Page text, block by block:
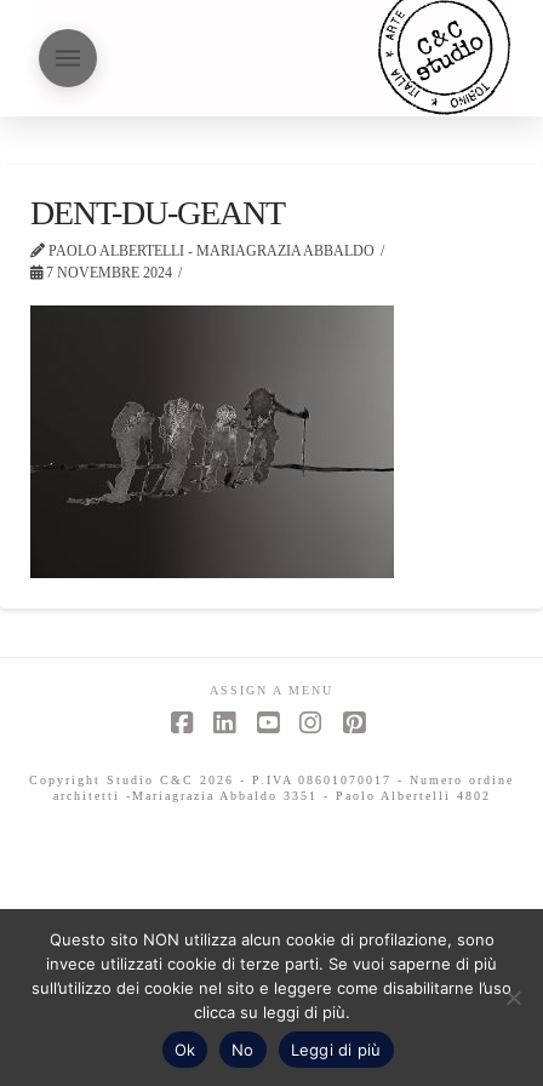
DENT-DU-GEANT
PAOLO ALBERTELLI - MARIAGRAZIA ABBALDO
7 NOVEMBRE 2024
ASSIGN A MENU
Copyright Studio C&C 2026 - P.IVA 08601070017 - Numero ordine
architetti -Mariagrazia Abbaldo 3351 - Paolo Albertelli 4802
Questo sito NON utilizza alcun cookie di profilazione, sono
invece utilizzati cookie di terze parti. Se vuoi saperne di più
sull’utilizzo dei cookie nel sito e leggere come disabilitarne l’uso
clicca su leggi di più.
Ok
No Leggi di più